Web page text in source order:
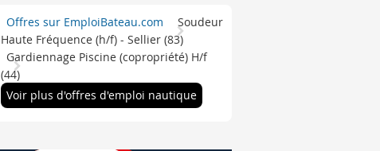
Offres sur EmploiBateau.com
Soudeur
Haute Fréquence (h/f) - Sellier (83)
Gardiennage Piscine (copropriété) H/f
(44)
Voir plus d'offres d'emploi nautique